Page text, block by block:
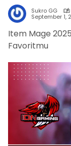
Sukro GG
September 1,
Item Mage
Favoritmu